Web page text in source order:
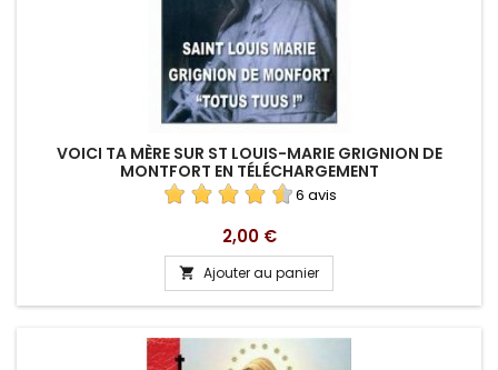
VOICI TA MÈRE SUR ST LOUIS-MARIE GRIGNION DE
MONTFORT EN TÉLÉCHARGEMENT
6 avis
Prix
2,00 €
 Ajouter au panier